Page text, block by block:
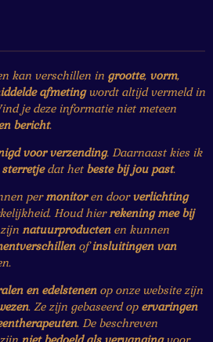
kan verschillen in grootte, vorm,
afmetingwordt altijd vermeld in
je deze informatie niet meteen
bericht.
voor verzending. Daarnaast kies ik
sterretjedat het beste bij jou past.
permonitoren doorverlichting
Houd hierrekening mee bij
natuurproductenen kunnen
ofinsluitingen van
en edelstenenop onze website zijn
. Ze zijn gebaseerd op ervaringen
. De beschreven